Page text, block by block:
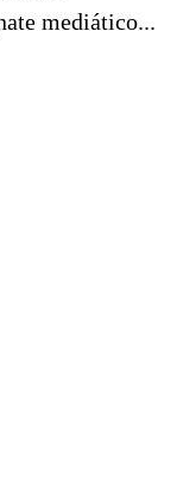
mediático...